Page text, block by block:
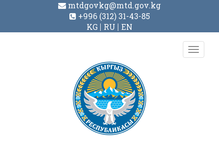
mtdgovkg@mtd.gov.kg
+996 (312) 31-43-85
KG
RU EN
Toggle